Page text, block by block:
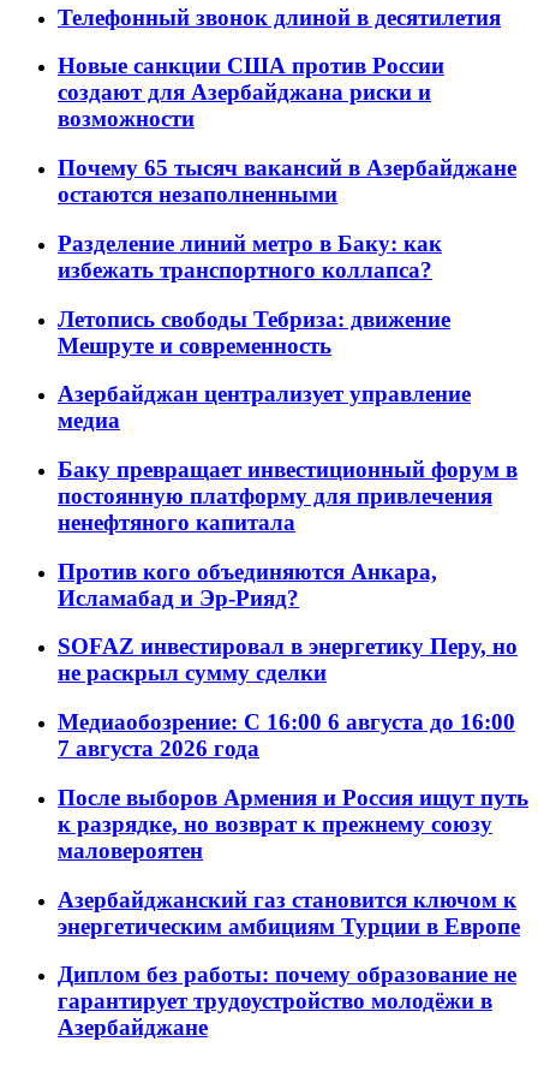
Телефонный звонок длиной в десятилетия
Новые санкции США против России
создают для Азербайджана риски и
возможности
Почему 65 тысяч вакансий в Азербайджане
остаются незаполненными
Разделение линий метро в Баку: как
избежать транспортного коллапса?
Летопись свободы Тебриза: движение
Мешруте и современность
Азербайджан централизует управление
медиа
Баку превращает инвестиционный форум в
постоянную платформу для привлечения
ненефтяного капитала
Против кого объединяются Анкара,
Исламабад и Эр-Рияд?
SOFAZ инвестировал в энергетику Перу, но
не раскрыл сумму сделки
Медиаобозрение: С 16:00 6 августа до 16:00
7 августа 2026 года
После выборов Армения и Россия ищут путь
к разрядке, но возврат к прежнему союзу
маловероятен
Азербайджанский газ становится ключом к
энергетическим амбициям Турции в Европе
Диплом без работы: почему образование не
гарантирует трудоустройство молодёжи в
Азербайджане